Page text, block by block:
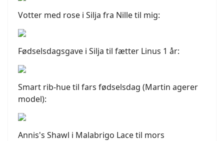
Votter med rose i Silja fra Nille til mig:
Fødselsdagsgave i Silja til fætter Linus 1 år:
Smart rib-hue til fars fødselsdag (Martin agerer
model):
Annis's Shawl i Malabrigo Lace til mors